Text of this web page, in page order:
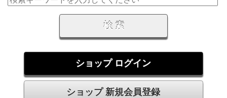
ショップ ログイン
ショップ 新規会員登録